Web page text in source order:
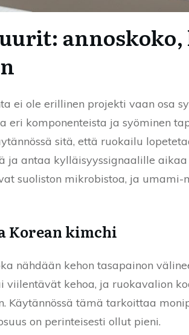
annoskoko,
ei ole erillinen projekti vaan osa
komponenteista ja syöminen
sitä, että ruokailu
ja antaa kylläisyyssignaalille
suoliston mikrobistoa, ja umami-
Korean kimchi
nähdään kehon tasapainon
kehoa, ja ruokavalion
Käytännössä tämä tarkoittaa
on perinteisesti ollut pieni.